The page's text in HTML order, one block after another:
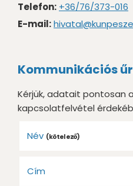
Telefon: +36/76/373-016
E-mail:
Kommunikációs
Kérjük, adatait pontosan
kapcsolatfelvétel
Név (kötelező)
Cím